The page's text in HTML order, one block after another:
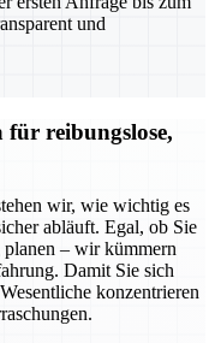
und
für reibungslose,
wir, wie wichtig es
abläuft. Egal, ob Sie
– wir kümmern
Damit Sie sich
konzentrieren